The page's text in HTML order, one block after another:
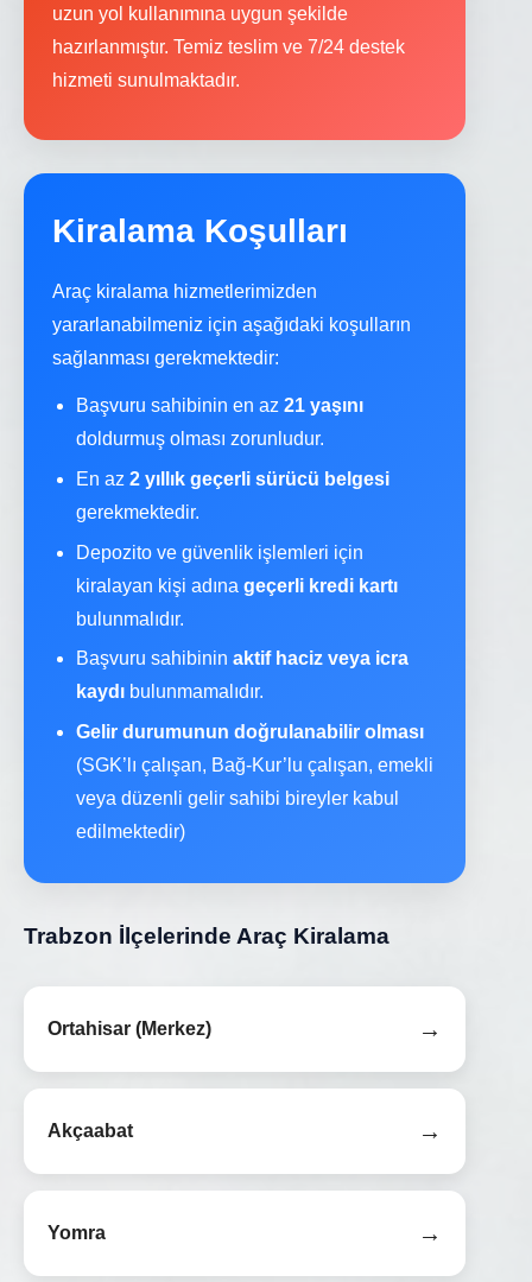
uzun yol kullanımına uygun şekilde
hazırlanmıştır. Temiz teslim ve 7/24 destek
hizmeti sunulmaktadır.
Kiralama Koşulları
Araç kiralama hizmetlerimizden
yararlanabilmeniz için aşağıdaki koşulların
sağlanması gerekmektedir:
Başvuru sahibinin en az 21 yaşını
doldurmuş olması zorunludur.
En az 2 yıllık geçerli sürücü belgesi
gerekmektedir.
Depozito ve güvenlik işlemleri için
kiralayan kişi adına geçerli kredi kartı
bulunmalıdır.
Başvuru sahibinin aktif haciz veya icra
kaydı bulunmamalıdır.
Gelir durumunun doğrulanabilir olması
(SGK’lı çalışan, Bağ-Kur’lu çalışan, emekli
veya düzenli gelir sahibi bireyler kabul
edilmektedir)
Trabzon İlçelerinde Araç Kiralama
Ortahisar (Merkez) →
Akçaabat →
Yomra →